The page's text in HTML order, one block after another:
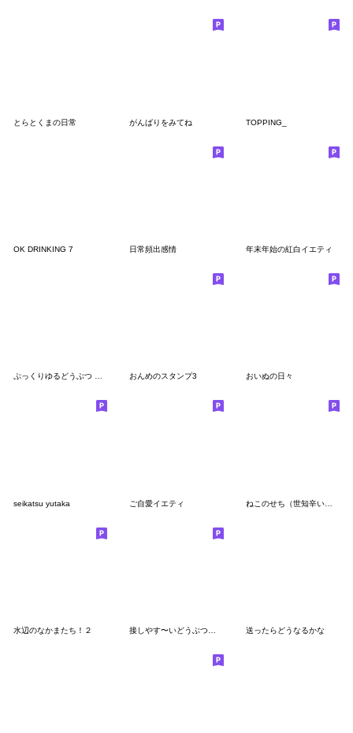
とらとくまの日常 がんばりをみてね TOPPING_
OK DRINKING 7 日常頻出感情 年末年始の紅白イエティ
ぷっくりゆるどうぶつ 言葉付き6 おんめのスタンプ3 おいぬの日々
seikatsu yutaka ご自愛イエティ ねこのせち（世知辛いねこ）
水辺のなかまたち！２ 送ったらどうなるかな